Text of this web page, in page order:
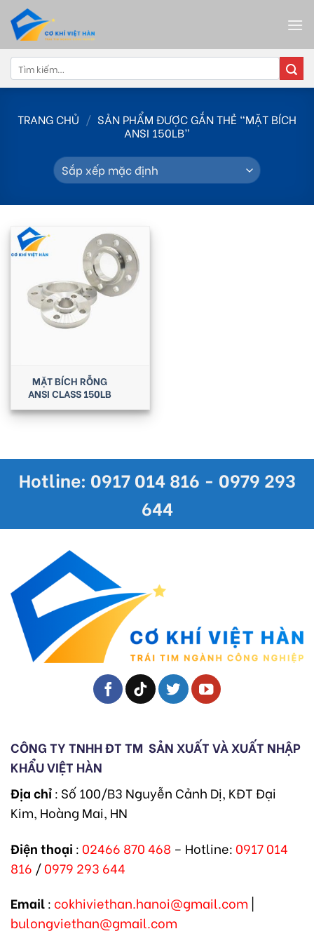
content
Tìm
kiếm:
TRANG CHỦ / SẢN PHẨM ĐƯỢC GẮN THẺ “MẶT BÍCH
ANSI 150LB”
MẶT BÍCH RỖNG
ANSI CLASS 150LB
Hotline: 0917 014 816 - 0979 293
644
CÔNG TY TNHH ĐT TM SẢN XUẤT VÀ XUẤT NHẬP
KHẨU VIỆT HÀN
Địa chỉ: Số 100/B3 Nguyễn Cảnh Dị, KĐT Đại
Kim, Hoàng Mai, HN
Điện thoại : 02466 870 468 – Hotline: 0917 014
816 /0979 293 644
Email: cokhiviethan.hanoi@gmail.com
bulongviethan@gmail.com